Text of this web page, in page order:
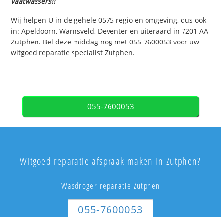
Wij helpen U in de gehele 0575 regio en omgeving, dus ook
in: Apeldoorn, Warnsveld, Deventer en uiteraard in 7201 AA
Zutphen. Bel deze middag nog met 055-7600053 voor uw
witgoed reparatie specialist Zutphen.
055-7600053
Witgoed reparatie afspraak maken in Zutphen?
Wasdroger reparatie Zutphen
055-7600053